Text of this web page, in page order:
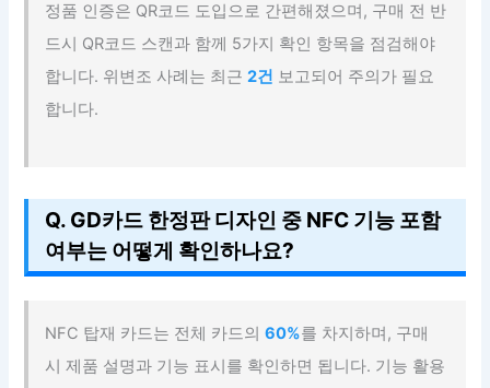
정품 인증은 QR코드 도입으로 간편해졌으며, 구매 전 반
드시 QR코드 스캔과 함께 5가지 확인 항목을 점검해야
합니다. 위변조 사례는 최근2건 보고되어 주의가 필요
합니다.
Q. GD카드 한정판 디자인 중 NFC 기능 포함
여부는 어떻게 확인하나요?
NFC 탑재 카드는 전체 카드의60%를 차지하며, 구매
시 제품 설명과 기능 표시를 확인하면 됩니다. 기능 활용